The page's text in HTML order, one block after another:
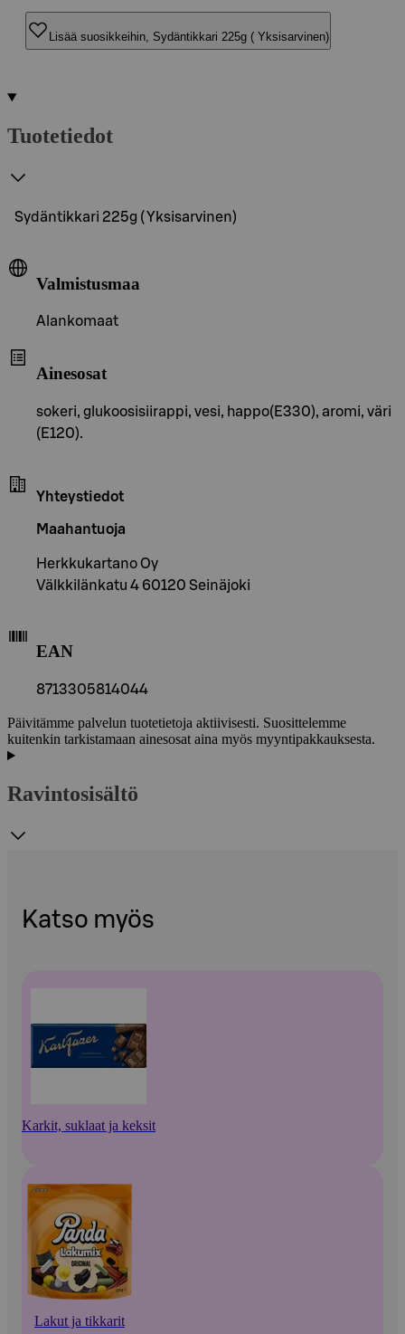
Lisää suosikkeihin, Sydäntikkari 225g ( Yksisarvinen)
Tuotetiedot
Sydäntikkari 225g ( Yksisarvinen)
Valmistusmaa
Alankomaat
Ainesosat
sokeri, glukoosisiirappi, vesi, happo(E330), aromi, väri
(E120).
Yhteystiedot
Maahantuoja
Herkkukartano Oy
Välkkilänkatu 4 60120 Seinäjoki
EAN
8713305814044
Päivitämme palvelun tuotetietoja aktiivisesti. Suosittelemme
kuitenkin tarkistamaan ainesosat aina myös myyntipakkauksesta.
Ravintosisältö
Katso myös
Karkit, suklaat ja keksit
Lakut ja tikkarit